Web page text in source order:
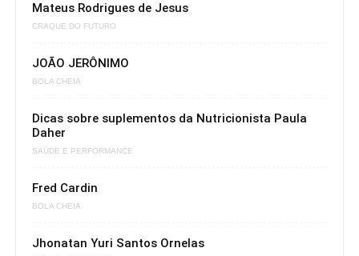
Mateus Rodrigues de Jesus
CRAQUE DO FUTURO
JOÃO JERÔNIMO
BOLA CHEIA
Dicas sobre suplementos da Nutricionista Paula
Daher
SAÚDE E PERFORMANCE
Fred Cardin
BOLA CHEIA
Jhonatan Yuri Santos Ornelas